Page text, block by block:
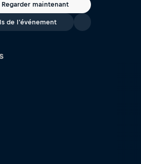
Regarder maintenant
de l'événement